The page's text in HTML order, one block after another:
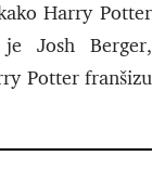
Harry Potter
Josh Berger,
Potter franšizu